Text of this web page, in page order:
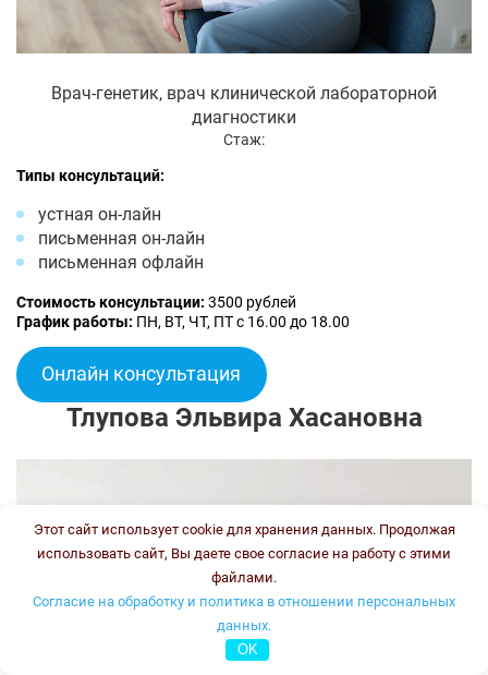
Врач-генетик, врач клинической лабораторной
диагностики
Стаж:
Типы консультаций:
устная он-лайн
письменная он-лайн
письменная офлайн
Стоимость консультации: 3500 рублей
График работы: ПН, ВТ, ЧТ, ПТ с 16.00 до 18.00
Онлайн консультация
Тлупова Эльвира Хасановна
Этот сайт использует cookie для хранения данных. Продолжая
использовать сайт, Вы даете свое согласие на работу с этими
файлами.
Согласие на обработку и политика в отношении персональных
данных.
OK